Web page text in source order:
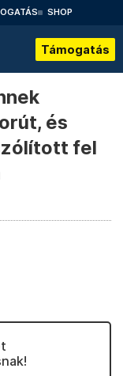
SHOP
Támogatás
és
fel